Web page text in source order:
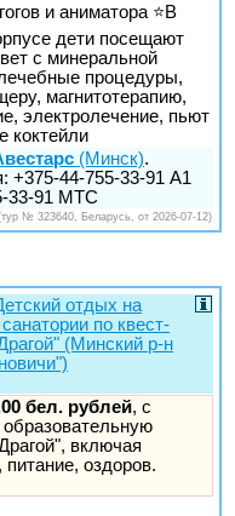
и аниматора ⭐️В
дети посещают
с минеральной
процедуры,
магнитотерапию,
электролечение, пьют
коктейли
(Минск).
+375-44-755-33-91 А1
33-91 МТС
№ 323640, Беларусь, от 2026-07-12)
отдых на
по квест-
(Минский р-н
бел. рублей, с
образовательную
включая
питание, оздоров.